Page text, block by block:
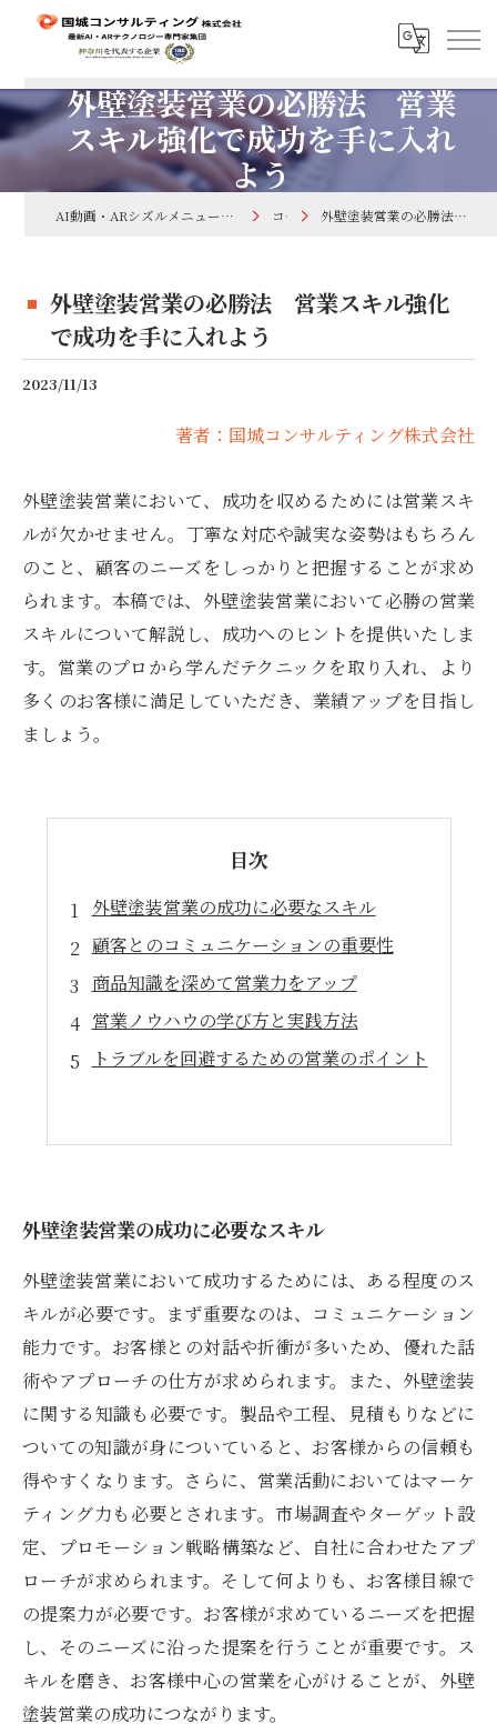
外壁塗装営業の必勝法 営業
スキル強化で成功を手に入れ
よう
AI動画・ARシズルメニューで集客するなら国城コンサルティング株式会社 コラム 外壁塗装営業の必勝法 営業スキル強化で成功を手に入れよう
外壁塗装営業の必勝法 営業スキル強化
で成功を手に入れよう
2023/11/13
著者：国城コンサルティング株式会社
外壁塗装営業において、成功を収めるためには営業スキ
ルが欠かせません。丁寧な対応や誠実な姿勢はもちろん
のこと、顧客のニーズをしっかりと把握することが求め
られます。本稿では、外壁塗装営業において必勝の営業
スキルについて解説し、成功へのヒントを提供いたしま
す。営業のプロから学んだテクニックを取り入れ、より
多くのお客様に満足していただき、業績アップを目指し
ましょう。
目次
外壁塗装営業の成功に必要なスキル
顧客とのコミュニケーションの重要性
商品知識を深めて営業力をアップ
営業ノウハウの学び方と実践方法
トラブルを回避するための営業のポイント
外壁塗装営業の成功に必要なスキル
外壁塗装営業において成功するためには、ある程度のス
キルが必要です。まず重要なのは、コミュニケーション
能力です。お客様との対話や折衝が多いため、優れた話
術やアプローチの仕方が求められます。また、外壁塗装
に関する知識も必要です。製品や工程、見積もりなどに
ついての知識が身についていると、お客様からの信頼も
得やすくなります。さらに、営業活動においてはマーケ
ティング力も必要とされます。市場調査やターゲット設
定、プロモーション戦略構築など、自社に合わせたアプ
ローチが求められます。そして何よりも、お客様目線で
の提案力が必要です。お客様が求めているニーズを把握
し、そのニーズに沿った提案を行うことが重要です。ス
キルを磨き、お客様中心の営業を心がけることが、外壁
塗装営業の成功につながります。